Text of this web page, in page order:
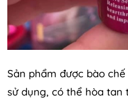
Sản phẩm được bào
sử dụng, có thể hòa